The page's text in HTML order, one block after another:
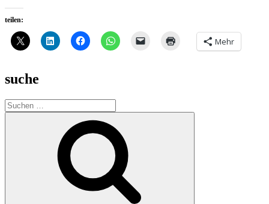
teilen:
Mehr
suche
Suche
nach: